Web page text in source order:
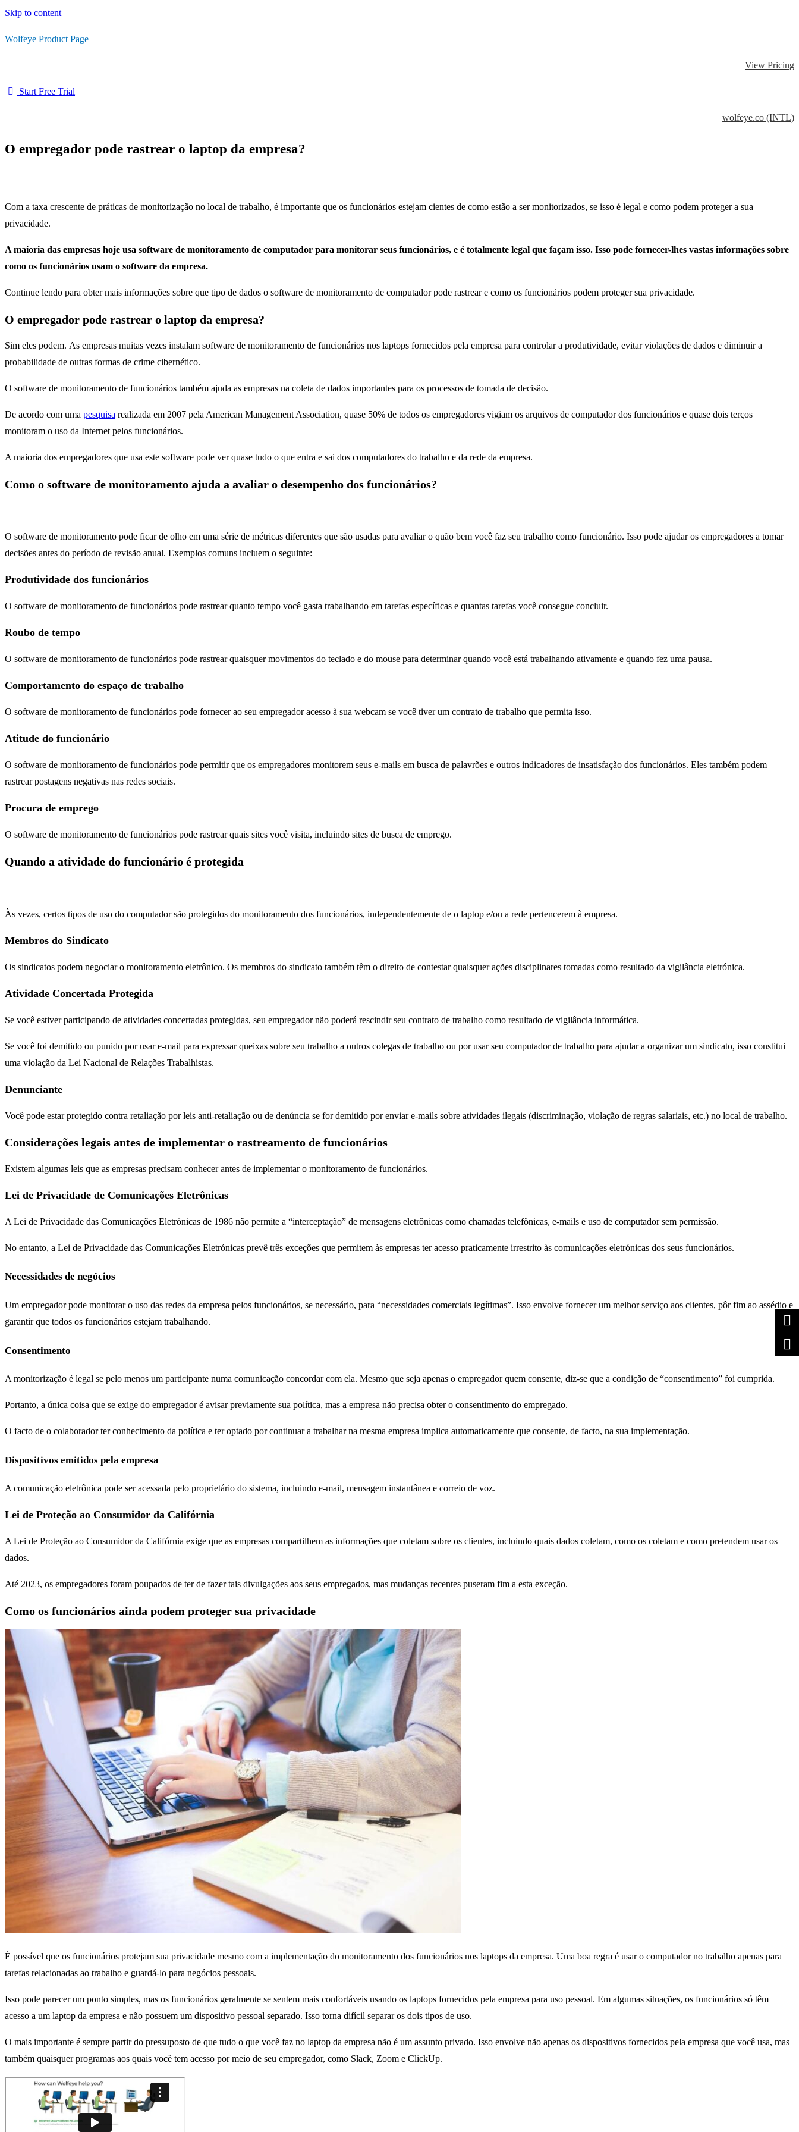
Skip to content
Wolfeye Product Page
View Pricing
Start Free Trial
wolfeye.co (INTL)
O empregador pode rastrear o laptop da empresa?
Com a taxa crescente de práticas de monitorização no local de trabalho, é importante que os funcionários estejam cientes de como estão a ser monitorizados, se isso é legal e como podem proteger a sua
privacidade.
A maioria das empresas hoje usa software de monitoramento de computador para monitorar seus funcionários, e é totalmente legal que façam isso. Isso pode fornecer-lhes vastas informações sobre
como os funcionários usam o software da empresa.
Continue lendo para obter mais informações sobre que tipo de dados o software de monitoramento de computador pode rastrear e como os funcionários podem proteger sua privacidade.
O empregador pode rastrear o laptop da empresa?
Sim eles podem. As empresas muitas vezes instalam software de monitoramento de funcionários nos laptops fornecidos pela empresa para controlar a produtividade, evitar violações de dados e diminuir a
probabilidade de outras formas de crime cibernético.
O software de monitoramento de funcionários também ajuda as empresas na coleta de dados importantes para os processos de tomada de decisão.
De acordo com uma pesquisa realizada em 2007 pela American Management Association, quase 50% de todos os empregadores vigiam os arquivos de computador dos funcionários e quase dois terços
monitoram o uso da Internet pelos funcionários.
A maioria dos empregadores que usa este software pode ver quase tudo o que entra e sai dos computadores do trabalho e da rede da empresa.
Como o software de monitoramento ajuda a avaliar o desempenho dos funcionários?
O software de monitoramento pode ficar de olho em uma série de métricas diferentes que são usadas para avaliar o quão bem você faz seu trabalho como funcionário. Isso pode ajudar os empregadores a tomar
decisões antes do período de revisão anual. Exemplos comuns incluem o seguinte:
Produtividade dos funcionários
O software de monitoramento de funcionários pode rastrear quanto tempo você gasta trabalhando em tarefas específicas e quantas tarefas você consegue concluir.
Roubo de tempo
O software de monitoramento de funcionários pode rastrear quaisquer movimentos do teclado e do mouse para determinar quando você está trabalhando ativamente e quando fez uma pausa.
Comportamento do espaço de trabalho
O software de monitoramento de funcionários pode fornecer ao seu empregador acesso à sua webcam se você tiver um contrato de trabalho que permita isso.
Atitude do funcionário
O software de monitoramento de funcionários pode permitir que os empregadores monitorem seus e-mails em busca de palavrões e outros indicadores de insatisfação dos funcionários. Eles também podem
rastrear postagens negativas nas redes sociais.
Procura de emprego
O software de monitoramento de funcionários pode rastrear quais sites você visita, incluindo sites de busca de emprego.
Quando a atividade do funcionário é protegida
Às vezes, certos tipos de uso do computador são protegidos do monitoramento dos funcionários, independentemente de o laptop e/ou a rede pertencerem à empresa.
Membros do Sindicato
Os sindicatos podem negociar o monitoramento eletrônico. Os membros do sindicato também têm o direito de contestar quaisquer ações disciplinares tomadas como resultado da vigilância eletrónica.
Atividade Concertada Protegida
Se você estiver participando de atividades concertadas protegidas, seu empregador não poderá rescindir seu contrato de trabalho como resultado de vigilância informática.
Se você foi demitido ou punido por usar e-mail para expressar queixas sobre seu trabalho a outros colegas de trabalho ou por usar seu computador de trabalho para ajudar a organizar um sindicato, isso constitui
uma violação da Lei Nacional de Relações Trabalhistas.
Denunciante
Você pode estar protegido contra retaliação por leis anti-retaliação ou de denúncia se for demitido por enviar e-mails sobre atividades ilegais (discriminação, violação de regras salariais, etc.) no local de trabalho.
Considerações legais antes de implementar o rastreamento de funcionários
Existem algumas leis que as empresas precisam conhecer antes de implementar o monitoramento de funcionários.
Lei de Privacidade de Comunicações Eletrônicas
A Lei de Privacidade das Comunicações Eletrônicas de 1986 não permite a “interceptação” de mensagens eletrônicas como chamadas telefônicas, e-mails e uso de computador sem permissão.
No entanto, a Lei de Privacidade das Comunicações Eletrónicas prevê três exceções que permitem às empresas ter acesso praticamente irrestrito às comunicações eletrónicas dos seus funcionários.
Necessidades de negócios
Um empregador pode monitorar o uso das redes da empresa pelos funcionários, se necessário, para “necessidades comerciais legítimas”. Isso envolve fornecer um melhor serviço aos clientes, pôr fim ao assédio e
garantir que todos os funcionários estejam trabalhando.
Consentimento
A monitorização é legal se pelo menos um participante numa comunicação concordar com ela. Mesmo que seja apenas o empregador quem consente, diz-se que a condição de “consentimento” foi cumprida.
Portanto, a única coisa que se exige do empregador é avisar previamente sua política, mas a empresa não precisa obter o consentimento do empregado.
O facto de o colaborador ter conhecimento da política e ter optado por continuar a trabalhar na mesma empresa implica automaticamente que consente, de facto, na sua implementação.
Dispositivos emitidos pela empresa
A comunicação eletrônica pode ser acessada pelo proprietário do sistema, incluindo e-mail, mensagem instantânea e correio de voz.
Lei de Proteção ao Consumidor da Califórnia
A Lei de Proteção ao Consumidor da Califórnia exige que as empresas compartilhem as informações que coletam sobre os clientes, incluindo quais dados coletam, como os coletam e como pretendem usar os
dados.
Até 2023, os empregadores foram poupados de ter de fazer tais divulgações aos seus empregados, mas mudanças recentes puseram fim a esta exceção.
Como os funcionários ainda podem proteger sua privacidade
É possível que os funcionários protejam sua privacidade mesmo com a implementação do monitoramento dos funcionários nos laptops da empresa. Uma boa regra é usar o computador no trabalho apenas para
tarefas relacionadas ao trabalho e guardá-lo para negócios pessoais.
Isso pode parecer um ponto simples, mas os funcionários geralmente se sentem mais confortáveis ​​usando os laptops fornecidos pela empresa para uso pessoal. Em algumas situações, os funcionários só têm
acesso a um laptop da empresa e não possuem um dispositivo pessoal separado. Isso torna difícil separar os dois tipos de uso.
O mais importante é sempre partir do pressuposto de que tudo o que você faz no laptop da empresa não é um assunto privado. Isso envolve não apenas os dispositivos fornecidos pela empresa que você usa, mas
também quaisquer programas aos quais você tem acesso por meio de seu empregador, como Slack, Zoom e ClickUp.